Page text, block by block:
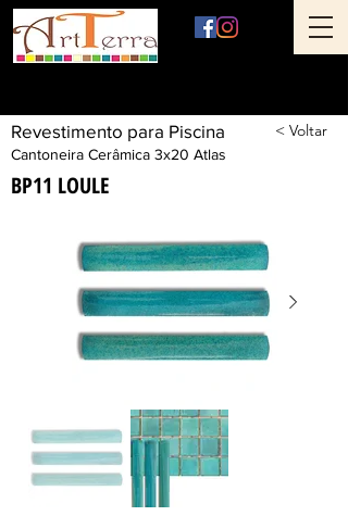
Revestimento para Piscina < Voltar
Cantoneira Cerâmica 3x20 Atlas
BP11 LOULE